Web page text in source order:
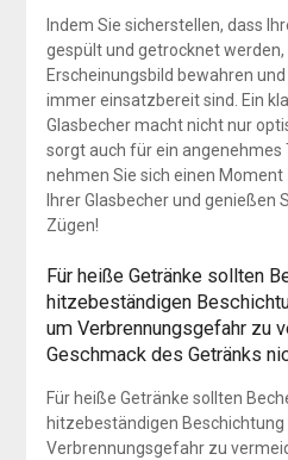
Indem Sie sicherstellen, dass
gespült und getrocknet werden,
Erscheinungsbild bewahren
immer einsatzbereit sind. Ein
Glasbecher macht nicht nur
sorgt auch für ein angenehmes
nehmen Sie sich einen
Ihrer Glasbecher und genießen
Zügen!
Für heiße Getränke sollten
hitzebeständigen
um Verbrennungsgefahr zu
Geschmack des Getränks
Für heiße Getränke sollten
hitzebeständigen
Verbrennungsgefahr zu